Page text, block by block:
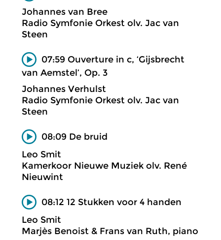
Johannes van Bree
Radio Symfonie Orkest olv. Jac van
Steen
07:59 Ouverture in c, ‘Gijsbrecht
van Aemstel’, Op. 3
Johannes Verhulst
Radio Symfonie Orkest olv. Jac van
Steen
08:09 De bruid
Leo Smit
Kamerkoor Nieuwe Muziek olv. René
Nieuwint
08:12 12 Stukken voor 4 handen
Leo Smit
Marjès Benoist & Frans van Ruth, piano